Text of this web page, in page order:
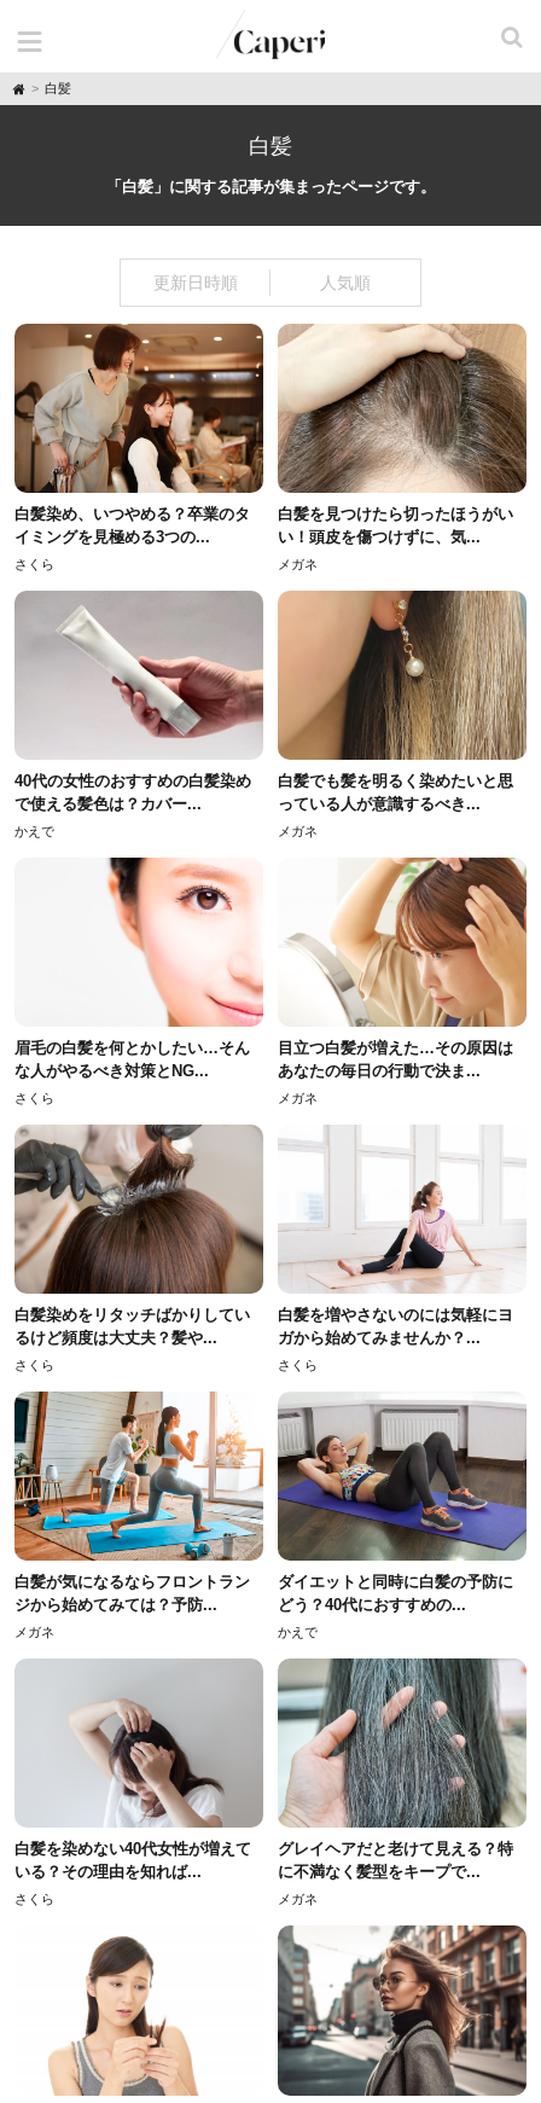
H
o
白髪
白髪
「白髪」に関する記事が集まったページです。
更新日時順 人気順
白髪染め、いつやめる？卒業のタ
イミングを見極める3つの...
さくら
白髪を見つけたら切ったほうがい
い！頭皮を傷つけずに、気...
メガネ
40代の女性のおすすめの白髪染め
で使える髪色は？カバー...
かえで
白髪でも髪を明るく染めたいと思
っている人が意識するべき...
メガネ
眉毛の白髪を何とかしたい…そん
な人がやるべき対策とNG...
さくら
目立つ白髪が増えた…その原因は
あなたの毎日の行動で決ま...
メガネ
白髪染めをリタッチばかりしてい
るけど頻度は大丈夫？髪や...
さくら
白髪を増やさないのには気軽にヨ
ガから始めてみませんか？...
さくら
白髪が気になるならフロントラン
ジから始めてみては？予防...
メガネ
ダイエットと同時に白髪の予防に
どう？40代におすすめの...
かえで
白髪を染めない40代女性が増えて
いる？その理由を知れば...
さくら
グレイヘアだと老けて見える？特
に不満なく髪型をキープで...
メガネ